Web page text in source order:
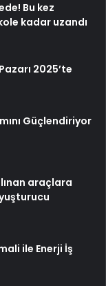
Bu kez
kadar uzandı
2025’te
Güçlendiriyor
araçlara
ile Enerji İş